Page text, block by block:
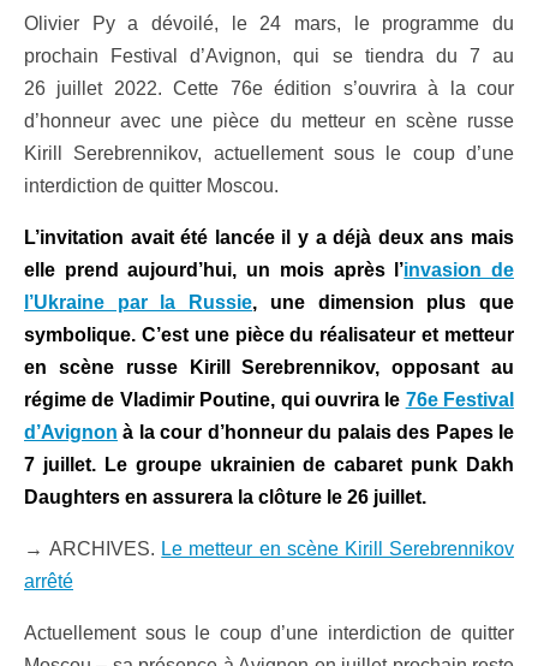
Olivier Py a dévoilé, le 24 mars, le programme du
prochain Festival d’Avignon, qui se tiendra du 7 au
26 juillet 2022. Cette 76e édition s’ouvrira à la cour
d’honneur avec une pièce du metteur en scène russe
Kirill Serebrennikov, actuellement sous le coup d’une
interdiction de quitter Moscou.
L’invitation avait été lancée il y a déjà deux ans mais
elle prend aujourd’hui, un mois après l’invasion de
l’Ukraine par la Russie, une dimension plus que
symbolique. C’est une pièce du réalisateur et metteur
en scène russe Kirill Serebrennikov, opposant au
régime de Vladimir Poutine, qui ouvrira le 76e Festival
d’Avignon à la cour d’honneur du palais des Papes le
7 juillet. Le groupe ukrainien de cabaret punk Dakh
Daughters en assurera la clôture le 26 juillet.
→ARCHIVES. Le metteur en scène Kirill Serebrennikov
arrêté
Actuellement sous le coup d’une interdiction de quitter